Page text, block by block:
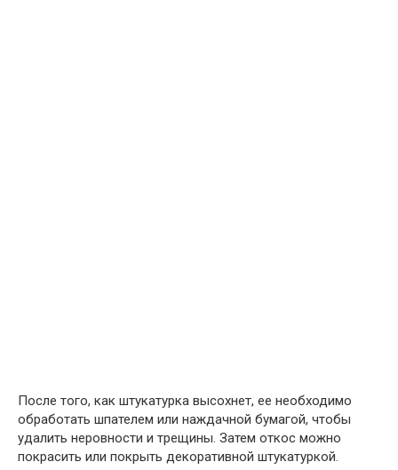
После того, как штукатурка высохнет, ее необходимо
обработать шпателем или наждачной бумагой, чтобы
удалить неровности и трещины. Затем откос можно
покрасить или покрыть декоративной штукатуркой.